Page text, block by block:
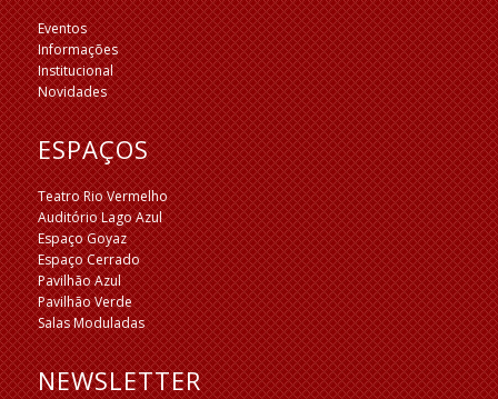
Eventos
Informações
Institucional
Novidades
ESPAÇOS
Teatro Rio Vermelho
Auditório Lago Azul
Espaço Goyaz
Espaço Cerrado
Pavilhão Azul
Pavilhão Verde
Salas Moduladas
NEWSLETTER